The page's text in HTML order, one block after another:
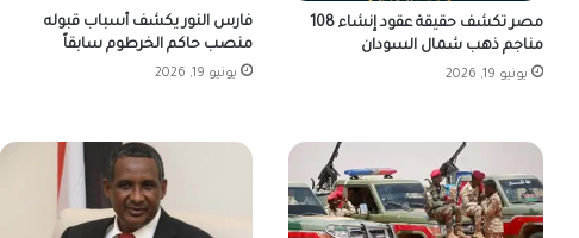
مصر تكشف حقيقة عقود إنشاء 108
مناجم ذهب شمال السودان
يونيو 19, 2026
فارس النور يكشف أسباب قبوله
منصب حاكم الخرطوم سابقاً
يونيو 19, 2026